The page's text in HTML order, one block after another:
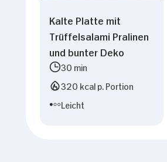
Kalte Platte mit
Trüffelsalami Pralinen
und bunter Deko
30 min
320 kcal p. Portion
Leicht